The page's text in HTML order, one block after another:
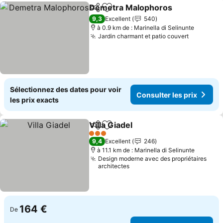
PartagerAjouter à mes favoris
Demetra Malophoros
9,3 Excellent
540
à 0.9 km de : Marinella di Selinunte
Jardin charmant et patio couvert
Sélectionnez des dates pour voir
les prix exacts
Consulter les prix
PartagerAjouter à mes favoris
Villa Giadel
3 Étoiles
9,4 Excellent
246
à 11.1 km de : Marinella di Selinunte
Design moderne avec des propriétaires
architectes
De 164 €